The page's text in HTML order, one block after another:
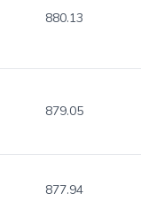
880.13
879.05
877.94